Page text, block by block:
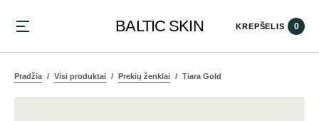
BALTIC SKIN KREPŠELIS 0
Pradžia Visi produktai Prekių ženklai Tiara Gold